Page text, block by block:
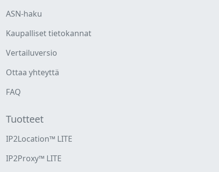
ASN-haku
Kaupalliset tietokannat
Vertailuversio
Ottaa yhteyttä
FAQ
Tuotteet
IP2Location™ LITE
IP2Proxy™ LITE